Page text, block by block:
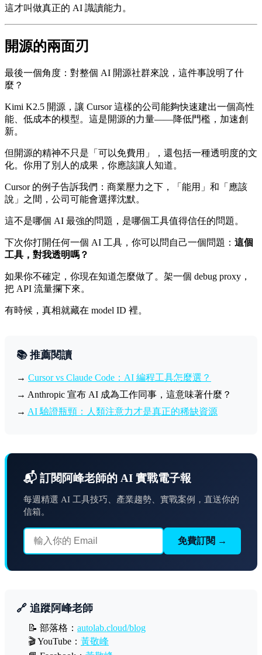
這才叫做真正的 AI 識讀能力。
開源的兩面刃
最後一個角度：對整個 AI 開源社群來說，這件事說明了什
麼？
Kimi K2.5 開源，讓 Cursor 這樣的公司能夠快速建出一個高性
能、低成本的模型。這是開源的力量——降低門檻，加速創
新。
但開源的精神不只是「可以免費用」，還包括一種透明度的文
化。你用了別人的成果，你應該讓人知道。
Cursor 的例子告訴我們：商業壓力之下，「能用」和「應該
說」之間，公司可能會選擇沈默。
這不是哪個 AI 最強的問題，是哪個工具值得信任的問題。
下次你打開任何一個 AI 工具，你可以問自己一個問題： 這個
工具，對我透明嗎？
如果你不確定，你現在知道怎麼做了。架一個 debug proxy，
把 API 流量攔下來。
有時候，真相就藏在 model ID 裡。
📚 推薦閱讀
→ Cursor vs Claude Code：AI 編程工具怎麼選？
→ Anthropic 宣布 AI 成為工作同事，這意味著什麼？
→ AI 驗證瓶頸：人類注意力才是真正的稀缺資源
📬 訂閱阿峰老師的 AI 實戰電子報
每週精選 AI 工具技巧、產業趨勢、實戰案例，直送你的
信箱。
免費訂閱 →
🔗 追蹤阿峰老師
📝 部落格： autolab.cloud/blog
🎬 YouTube： 黃敬峰